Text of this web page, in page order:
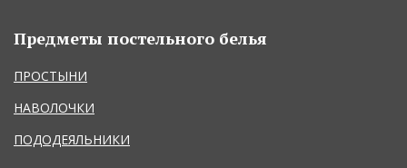
Предметы постельного белья
ПРОСТЫНИ
НАВОЛОЧКИ
ПОДОДЕЯЛЬНИКИ